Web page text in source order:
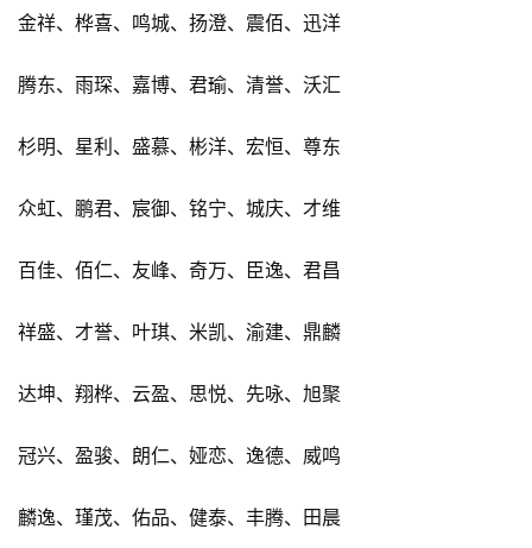
金祥、桦喜、鸣城、扬澄、震佰、迅洋
腾东、雨琛、嘉博、君瑜、清誉、沃汇
杉明、星利、盛慕、彬洋、宏恒、尊东
众虹、鹏君、宸御、铭宁、城庆、才维
百佳、佰仁、友峰、奇万、臣逸、君昌
祥盛、才誉、叶琪、米凯、渝建、鼎麟
达坤、翔桦、云盈、思悦、先咏、旭聚
冠兴、盈骏、朗仁、娅恋、逸德、威鸣
麟逸、瑾茂、佑品、健泰、丰腾、田晨